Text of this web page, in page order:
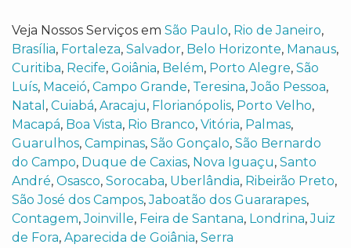
Veja Nossos Serviços em São Paulo, Rio de Janeiro,
Brasília, Fortaleza, Salvador, Belo Horizonte, Manaus,
Curitiba, Recife, Goiânia, Belém, Porto Alegre, São
Luís, Maceió, Campo Grande, Teresina,João Pessoa,
Natal , Cuiabá, Aracaju, Florianópolis, Porto Velho,
Macapá, Boa Vista, Rio Branco, Vitória, Palmas,
Guarulhos, Campinas, São Gonçalo, São Bernardo
do Campo, Duque de Caxias, Nova Iguaçu, Santo
André, Osasco, Sorocaba, Uberlândia, Ribeirão Preto,
São José dos Campos,Jaboatão dos Guararapes,
Contagem,Joinville, Feira de Santana, Londrina,Juiz
de Fora, Aparecida de Goiânia, Serra